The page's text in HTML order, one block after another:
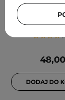
Mlekowym
48,00
DODAJ DO